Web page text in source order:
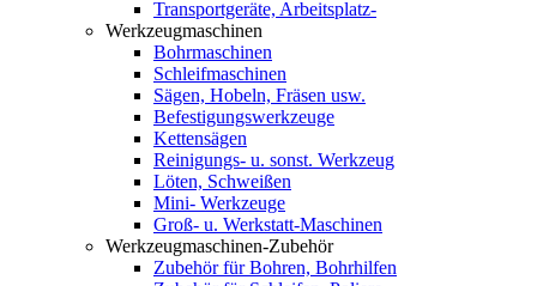
Transportgeräte, Arbeitsplatz-
Werkzeugmaschinen
Bohrmaschinen
Schleifmaschinen
Sägen, Hobeln, Fräsen usw.
Befestigungswerkzeuge
Kettensägen
Reinigungs- u. sonst. Werkzeug
Löten, Schweißen
Mini- Werkzeuge
Groß- u. Werkstatt-Maschinen
Werkzeugmaschinen-Zubehör
Zubehör für Bohren, Bohrhilfen